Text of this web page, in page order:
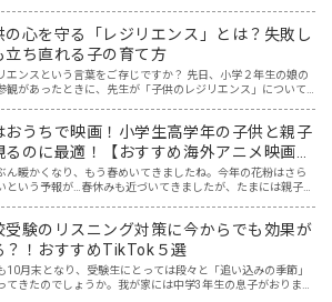
の心を守る「レジリエンス」とは？失敗し
立ち直れる子の育て方
エンスという言葉をご存じですか？ 先日、小学２年生の娘の
観があったときに、先生が「子供のレジリエンス」について
おうちで映画！小学生高学年の子供と親子
るのに最適！【おすすめ海外アニメ映画５
ん暖かくなり、もう春めいてきましたね。今年の花粉はさら
という予報が…春休みも近づいてきましたが、たまには親子で
受験のリスニング対策に今からでも効果が
？！おすすめTikTok５選
10月末となり、受験生にとっては段々と「追い込みの季節」
てきたのでしょうか。我が家には中学3年生の息子がおりま